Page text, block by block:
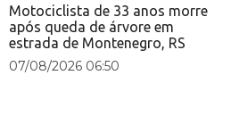
Motociclista de 33 anos morre
após queda de árvore em
estrada de Montenegro, RS
07/08/2026 06:50